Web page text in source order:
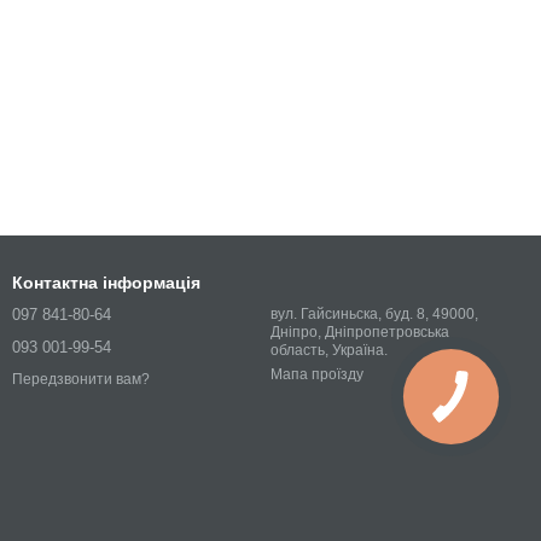
Контактна інформація
097 841-80-64
093 001-99-54
Передзвонити вам?
вул. Гайсиньска, буд. 8, 49000,
Дніпро, Дніпропетровська
область, Україна.
Мапа проїзду